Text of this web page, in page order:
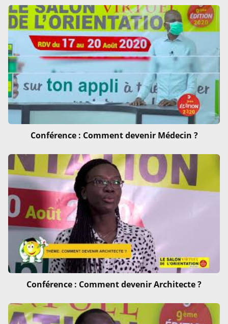
Conférence : Comment devenir Médecin ?
Conférence : Comment devenir Architecte ?